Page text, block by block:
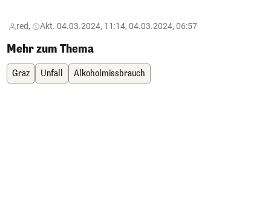
red, Akt. 04.03.2024, 11:14, 04.03.2024, 06:57
Mehr zum Thema
Graz Unfall Alkoholmissbrauch